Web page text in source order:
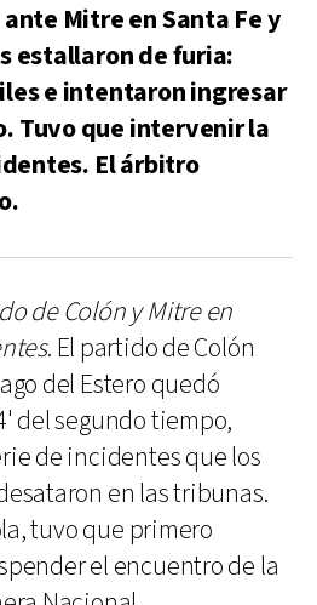
Mitre en Santa Fe y
estallaron de furia:
e intentaron ingresar
Tuvo que intervenir la
El árbitro
de Colón y Mitre en
. El partido de Colón
del Estero quedó
del segundo tiempo,
de incidentes que los
en las tribunas.
tuvo que primero
el encuentro de la